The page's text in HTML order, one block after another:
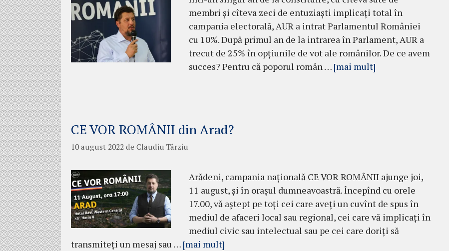
membri și cîteva zeci de entuziaști implicați total în
campania electorală, AUR a intrat Parlamentul României
cu 10%. După primul an de la intrarea în Parlament, AUR a
trecut de 25% în opțiunile de vot ale românilor. De ce avem
succes? Pentru că poporul român … [mai mult]
CE VOR ROMÂNII din Arad?
10 august 2022 de Claudiu Târziu
Arădeni, campania națională CE VOR ROMÂNII ajunge joi,
11 august, și în orașul dumneavoastră. Începînd cu orele
17.00, vă aștept pe toți cei care aveți un cuvînt de spus în
mediul de afaceri local sau regional, cei care vă implicați în
mediul civic sau intelectual sau pe cei care doriți să
transmiteți un mesaj sau … [mai mult]